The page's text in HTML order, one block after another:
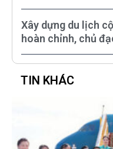
Xây dựng du lịch
hoàn chỉnh, chủ
TIN KHÁC